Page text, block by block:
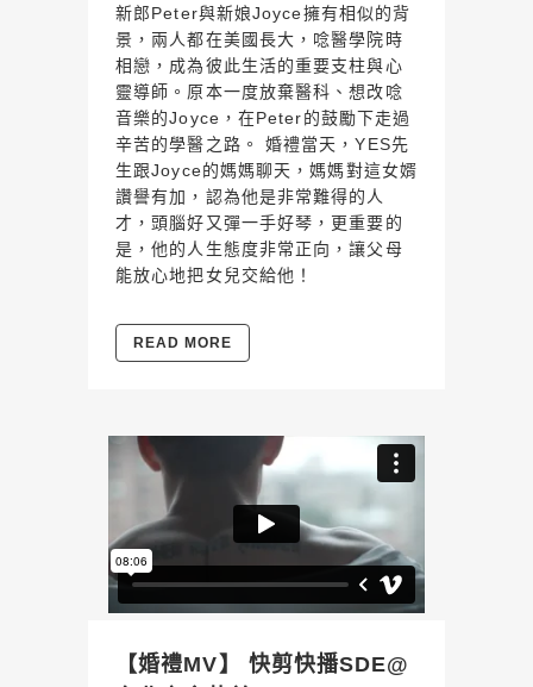
新郎Peter與新娘Joyce擁有相似的背
景，兩人都在美國長大，唸醫學院時
相戀，成為彼此生活的重要支柱與心
靈導師。原本一度放棄醫科、想改唸
音樂的Joyce，在Peter的鼓勵下走過
辛苦的學醫之路。 婚禮當天，YES先
生跟Joyce的媽媽聊天，媽媽對這女婿
讚譽有加，認為他是非常難得的人
才，頭腦好又彈一手好琴，更重要的
是，他的人生態度非常正向，讓父母
能放心地把女兒交給他！
READ MORE
【婚禮MV】 快剪快播SDE@